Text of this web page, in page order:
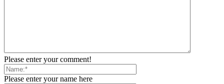
Please enter your comment!
Please enter your name here